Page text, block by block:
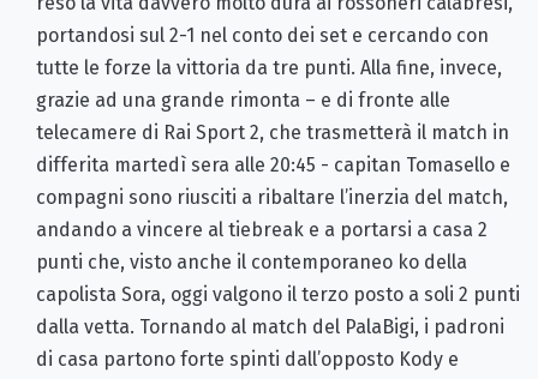
portandosi sul 2-1 nel conto dei set e cercando con
tutte le forze la vittoria da tre punti. Alla fine, invece,
grazie ad una grande rimonta – e di fronte alle
telecamere di Rai Sport 2, che trasmetterà il match in
differita martedì sera alle 20:45 - capitan Tomasello e
compagni sono riusciti a ribaltare l’inerzia del match,
andando a vincere al tiebreak e a portarsi a casa 2
punti che, visto anche il contemporaneo ko della
capolista Sora, oggi valgono il terzo posto a soli 2 punti
dalla vetta. Tornando al match del PalaBigi, i padroni
di casa partono forte spinti dall’opposto Kody e